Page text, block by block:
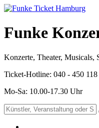
Funke
Konzerte, Theater, Musicals,
Ticket-Hotline: 040 - 450 118
Mo-Sa: 10.00-17.30 Uhr